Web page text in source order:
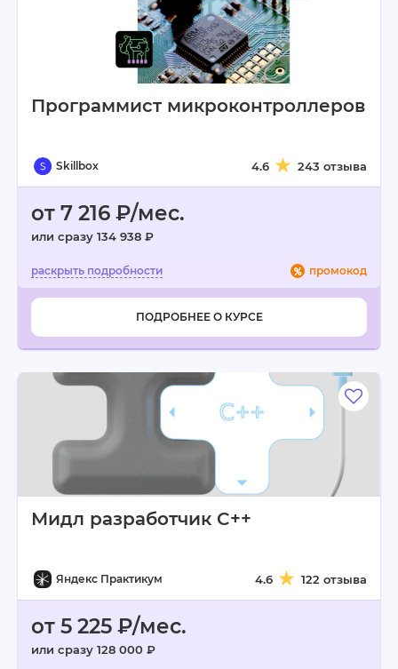
Программист микроконтролле­ров
Skillbox 4.6 243 отзыва
от 7 216 ₽/мес.
или сразу 134 938 ₽
промокод
ПОДРОБНЕЕ О КУРСЕ
Мидл разработчик C++
Яндекс Практикум 4.6 122 отзыва
от 5 225 ₽/мес.
или сразу 128 000 ₽